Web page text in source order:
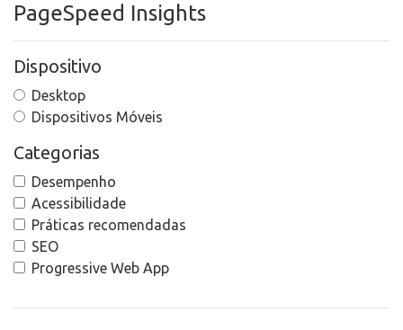
PageSpeed Insights
Dispositivo
Desktop
Dispositivos Móveis
Categorias
Desempenho
Acessibilidade
Práticas recomendadas
SEO
Progressive Web App